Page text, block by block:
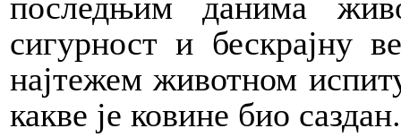
сигурност и бескрајну
најтежем животном
какве је ковине био саздан.